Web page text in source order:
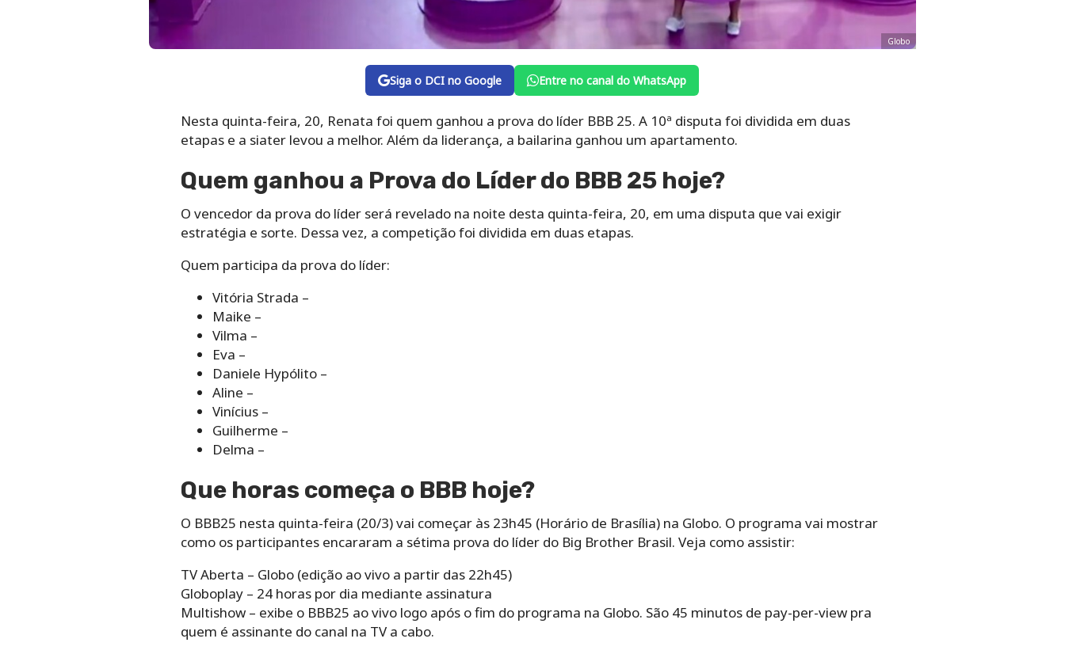
Globo
Siga o DCI no Google Entre no canal do WhatsApp
Nesta quinta-feira, 20, Renata foi quem ganhou a prova do líder BBB 25. A 10ª disputa foi dividida em duas
etapas e a siater levou a melhor. Além da liderança, a bailarina ganhou um apartamento.
Quem ganhou a Prova do Líder do BBB 25 hoje?
O vencedor da prova do líder será revelado na noite desta quinta-feira, 20, em uma disputa que vai exigir
estratégia e sorte. Dessa vez, a competição foi dividida em duas etapas.
Quem participa da prova do líder:
Vitória Strada –
Maike –
Vilma –
Eva –
Daniele Hypólito –
Aline –
Vinícius –
Guilherme –
Delma –
Que horas começa o BBB hoje?
O BBB25 nesta quinta-feira (20/3) vai começar às 23h45 (Horário de Brasília) na Globo. O programa vai mostrar
como os participantes encararam a sétima prova do líder do Big Brother Brasil. Veja como assistir:
TV Aberta – Globo (edição ao vivo a partir das 22h45)
Globoplay – 24 horas por dia mediante assinatura
Multishow – exibe o BBB25 ao vivo logo após o fim do programa na Globo. São 45 minutos de pay-per-view pra
quem é assinante do canal na TV a cabo.